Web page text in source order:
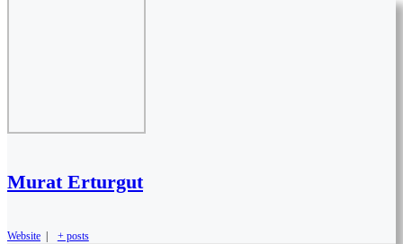
Murat Erturgut
Website | + posts